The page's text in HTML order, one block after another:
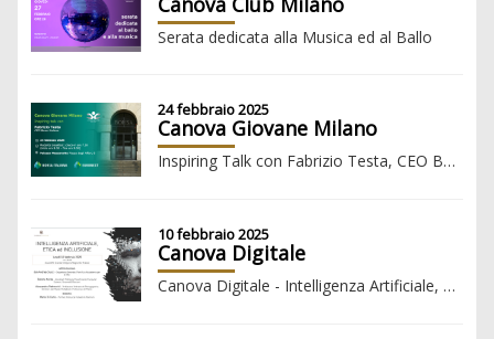
Serata dedicata alla Musica ed al Ballo
24 febbraio 2025
Canova Giovane Milano
Inspiring Talk con Fabrizio Testa, CEO Borsa Italiana
10 febbraio 2025
Canova Digitale
Canova Digitale - Intelligenza Artificiale, Etica ed Inclusione